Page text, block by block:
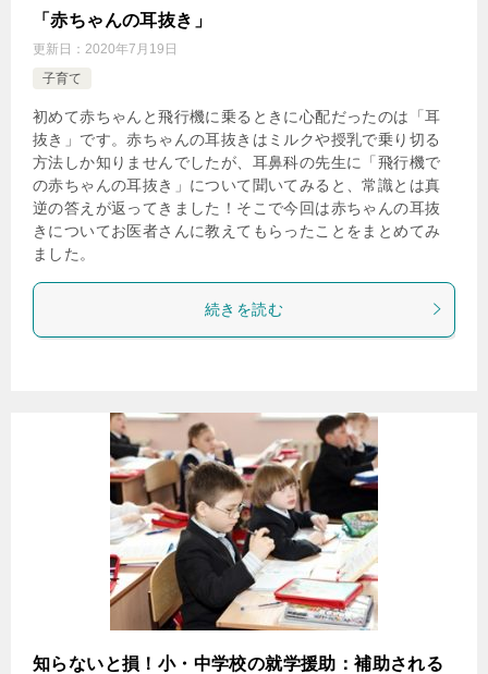
「赤ちゃんの耳抜き」
更新日： 2020年7月19日
子育て
初めて赤ちゃんと飛行機に乗るときに心配だったのは「耳
抜き」です。赤ちゃんの耳抜きはミルクや授乳で乗り切る
方法しか知りませんでしたが、耳鼻科の先生に「飛行機で
の赤ちゃんの耳抜き」について聞いてみると、常識とは真
逆の答えが返ってきました！そこで今回は赤ちゃんの耳抜
きについてお医者さんに教えてもらったことをまとめてみ
ました。
続きを読む
知らないと損！小・中学校の就学援助：補助される